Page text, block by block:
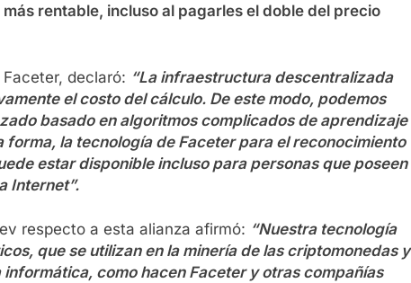
rentable, incluso al pagarles el doble del precio
declaró: “La infraestructura descentralizada
el costo del cálculo. De este modo, podemos
basado en algoritmos complicados de aprendizaje
la tecnología de Faceter para el reconocimiento
estar disponible incluso para personas que poseen
Internet”.
respecto a esta alianza afirmó: “Nuestra tecnología
que se utilizan en la minería de las criptomonedas y
como hacen Faceter y otras compañías